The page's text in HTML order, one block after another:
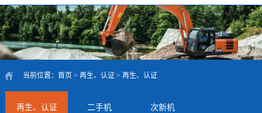
当前位置： 首页 > 再生、认证 > 再生、认证
再生、认证 二手机 次新机